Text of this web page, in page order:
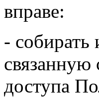
вправе:
-
связанную
доступа